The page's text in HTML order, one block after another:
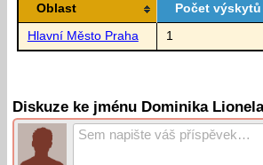
Oblast Počet výskytů
Hlavní Město Praha 1
Diskuze ke jménu Dominika